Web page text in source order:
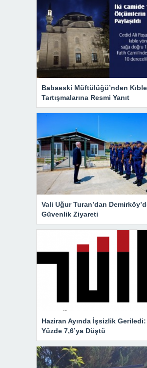
Babaeski Müftülüğü’nden Kıble
Tartışmalarına Resmi Yanıt
Vali Uğur Turan’dan
Güvenlik Ziyareti
Haziran Ayında İşsizlik
Yüzde 7,6’ya Düştü